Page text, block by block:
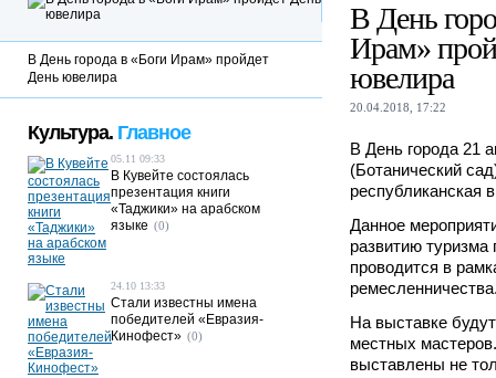
В День
Ирам»
ювелира
20.04.2018, 17:22
В День города 21
(Ботанический
республиканская
Данное
развитию туризма
проводится в
На выставке
местных
выставлены не
В День города в «Боги Ирам» пройдет
День ювелира
Культура. Главное
05.11 09:33
В Кувейте состоялась
презентация книги
«Таджики» на арабском
языке (0)
24.10 13:33
Стали известны имена
победителей «Евразия-
Кинофест» (0)